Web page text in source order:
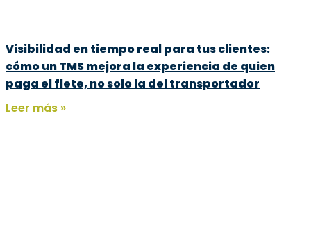
Visibilidad en tiempo real para tus clientes:
cómo un TMS mejora la experiencia de quien
paga el flete, no solo la del transportador
Leer más »